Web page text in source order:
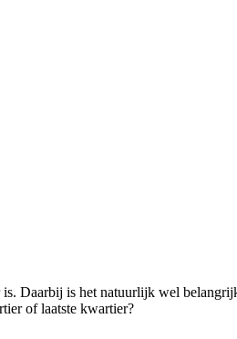
Daarbij is het natuurlijk wel
of laatste kwartier?